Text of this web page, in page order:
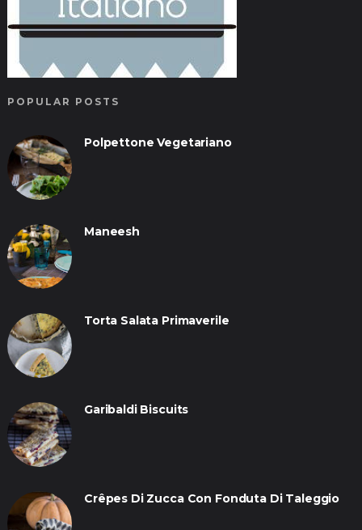
POPULAR POSTS
Polpettone Vegetariano
Maneesh
Torta Salata Primaverile
Garibaldi Biscuits
Crêpes Di Zucca Con Fonduta Di Taleggio